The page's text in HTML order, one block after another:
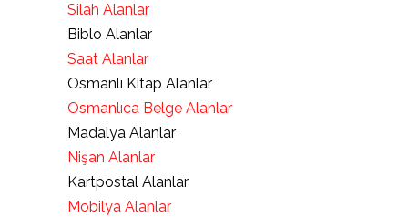
Silah Alanlar
Biblo Alanlar
Saat Alanlar
Osmanlı Kitap Alanlar
Osmanlıca Belge Alanlar
Madalya Alanlar
Nişan Alanlar
Kartpostal Alanlar
Mobilya Alanlar